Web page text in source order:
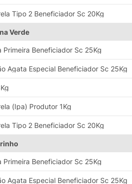
Tipo 2 Beneficiador Sc 20Kg
Verde
Primeira Beneficiador Sc 25Kg
Agata Especial Beneficiador Sc 25Kg
(Ipa) Produtor 1Kg
Tipo 2 Beneficiador Sc 20Kg
Primeira Beneficiador Sc 25Kg
Agata Especial Beneficiador Sc 25Kg